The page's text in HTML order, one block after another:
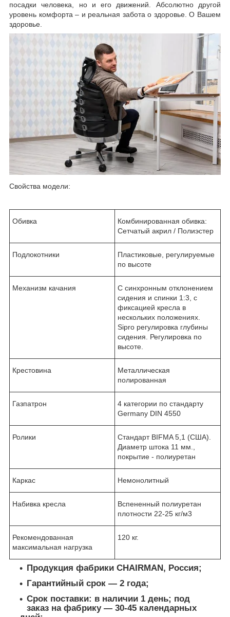
посадки человека, но и его движений. Абсолютно другой
уровень комфорта – и реальная забота о здоровье. О Вашем
здоровье.
Свойства модели:
Обивка
Комбинированная обивка:
Сетчатый акрил / Полиэстер
Подлокотники
Пластиковые, регулируемые
по высоте
Механизм качания
С синхронным отклонением
сидения и спинки 1:3, с
фиксацией кресла в
нескольких положениях.
Sipro регулировка глубины
сидения. Регулировка по
высоте.
Крестовина
Металлическая
полированная
Газпатрон
4 категории по стандарту
Germany DIN 4550
Ролики
Стандарт BIFMA 5,1 (США).
Диаметр штока 11 мм.,
покрытие - полиуретан
Каркас Немонолитный
Набивка кресла
Вспененный полиуретан
плотности 22-25 кг/м3
Рекомендованная
максимальная нагрузка
120 кг.
Продукция фабрики CHAIRMAN, Россия;
Гарантийный срок ― 2 года;
Срок поставки: в наличии 1 день; под
заказ на фабрику ― 30-45 календарных